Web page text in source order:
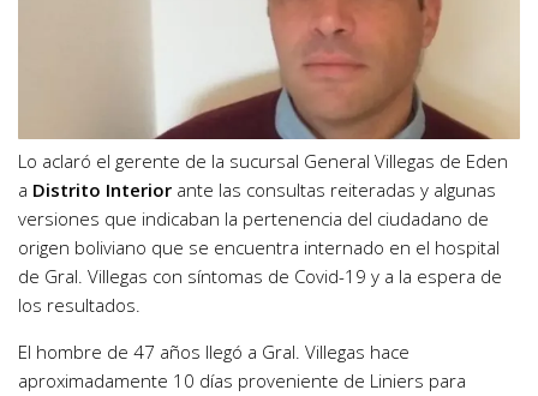
Lo aclaró el gerente de la sucursal General Villegas de Eden
a Distrito Interior ante las consultas reiteradas y algunas
versiones que indicaban la pertenencia del ciudadano de
origen boliviano que se encuentra internado en el hospital
de Gral. Villegas con síntomas de Covid-19 y a la espera de
los resultados.
El hombre de 47 años llegó a Gral. Villegas hace
aproximadamente 10 días proveniente de Liniers para